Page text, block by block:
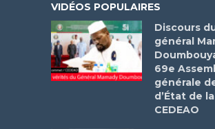
VIDÉOS POPULAIRES
Discours
général
69e
générale
d’État de la
CEDEAO